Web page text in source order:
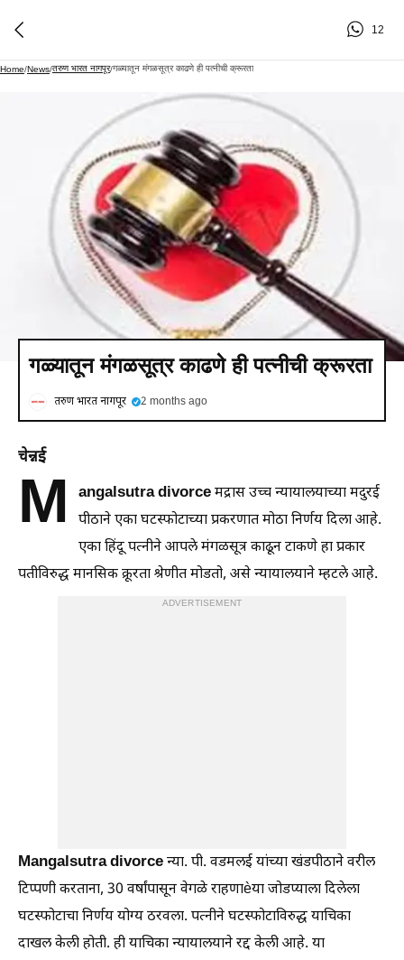
12
Home/News/तरुण भारत नागपूर/गळ्यातून मंगळसूत्र काढणे ही पत्नीची क्रूरता
गळ्यातून मंगळसूत्र काढणे ही पत्नीची क्रूरता
तरुण भारत नागपूर 2 months ago
चेन्नई
M angalsutra divorceमद्रास उच्च न्यायालयाच्या मदुरई
पीठाने एका घटस्फोटाच्या प्रकरणात मोठा निर्णय दिला आहे.
एका हिंदू पत्नीने आपले मंगळसूत्र काढून टाकणे हा प्रकार
पतीविरुद्ध मानसिक क्रूरता श्रेणीत मोडतो, असे न्यायालयाने म्हटले आहे.
ADVERTISEMENT
Mangalsutra divorceन्या. पी. वडमलई यांच्या खंडपीठाने वरील
टिप्पणी करताना, 30 वर्षांपासून वेगळे राहणाèया जोडप्याला दिलेला
घटस्फोटाचा निर्णय योग्य ठरवला. पत्नीने घटस्फोटाविरुद्ध याचिका
दाखल केली होती. ही याचिका न्यायालयाने रद्द केली आहे. या